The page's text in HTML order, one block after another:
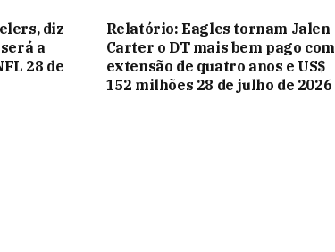
diz
será a
28 de
Relatório: Eagles tornam Jalen
Carter o DT mais bem pago com
extensão de quatro anos e US$
152 milhões 28 de julho de 2026